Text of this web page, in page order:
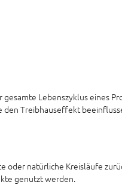
Lebenszyklus eines
Treibhauseffekt
oder natürliche Kreisläufe
genutzt werden.